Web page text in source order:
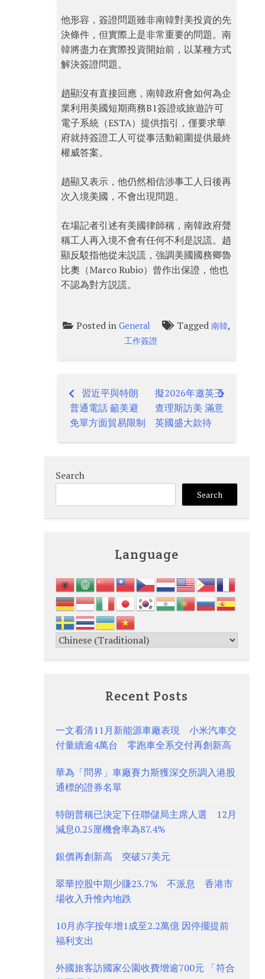
他形容，簽證問題雖非南韓對美投資的先
決條件，但實際上是非常重要的問題。南
韓將盡力在實際投資開始前，以某種方式
解決簽證問題。
趙顯沒有直接回應，南韓政府會如何為企
業利用美國短期商務B1簽證或旅遊許可
電子系統（ESTA）提供指引，僅要求華
府就持簽證工人可從事活動範圍提供最終
權威答案。
趙顯又表示，他仍然相信涉事工人日後再
次入境美國，不會出現問題。
在場記者引述有美國律師稱，南韓政府聲
稱工人再入境不會有任何不利是説謊。趙
顯反駁指他從未説謊，強調美國國務卿魯
比奧（Marco Rubio）曾作出保證，他也
不認為對方説謊。
Posted inGeneral Tagged南韓,
工作簽證
Post
navigation
習近平與特朗
普通電話 籲美避
免單方面貿易限制
擬2026年邀英王
查理斯訪美 滿意
英國盛大款待
Search
Search
Language
Recent Posts
一文看清11月新能源車廠表現 小米汽車交
付量續逾4萬台 零跑車全系交付再創新高
華為「問界」車廠賽力斯獲深交所調入港股
通標的證券名單
特朗普稱已決定下任聯儲局主席人選 12月
減息0.25厘機會率為87.4%
銀價再創新高 突破57美元
翠華控股中期少賺23.7% 不派息 香港市
場收入升惟內地跌
10月赤字按年增1成至2.2萬億 因停擺提前
福利支出
外國旅客訪國家公園收費增逾700元 「符合